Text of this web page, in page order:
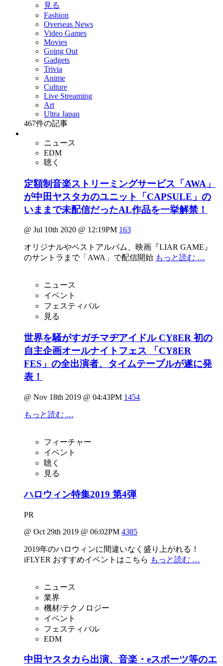
見る
Fashion
Overseas News
Video Games
Movies
Going Out
Gadgets
Trivia
Anime
Culture
Live Streaming
Art
Ultra Japan
467件の記事
ニュース
EDM
聴く
定額制音楽ストリーミングサービス「AWA」
が中田ヤスタカのユニット「CAPSULE」の
いままで未配信だったAL作品を一挙解禁！
@ Jul 10th 2020 @ 12:19PM 163
オリジナルやベストアルバム、映画『LIAR GAME』
のサントラまで「AWA」で配信開始 もっと読む …
ニュース
イベント
フェスティバル
見る
世界を騒がすガチマヂアイドル CY8ER 初の
自主企画オールナイトフェス 「CY8ER
FES」の全出演者、タイムテーブルが遂に発
表！
@ Nov 18th 2019 @ 04:43PM 1454
もっと読む …
フィーチャー
イベント
聴く
見る
ハロウィン特集2019 第4弾
PR
@ Oct 29th 2019 @ 06:02PM 4385
2019年のハロウィンに間違いなく盛り上がれる！
iFLYER おすすめイベントはこちら もっと読む …
ニュース
業界
機材/テクノロジー
イベント
フェスティバル
EDM
中田ヤスタカら出演、音楽・eスポーツ等のエ